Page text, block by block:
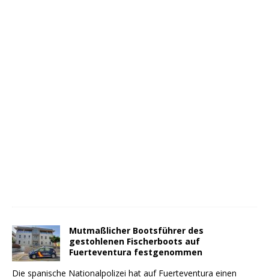
Mutmaßlicher Bootsführer des
gestohlenen Fischerboots auf
Fuerteventura festgenommen
Die spanische Nationalpolizei hat auf Fuerteventura einen